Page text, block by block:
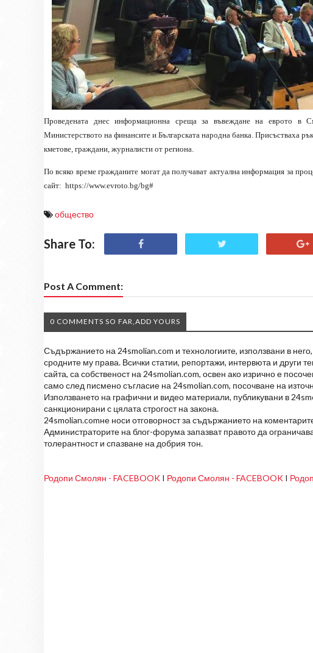
Проведената днес информационна среща за въвеждане на еврото в
Министерството на финансите и Българската народна банка. Присъстваха
кметове, граждани, журналисти от региона.
По всяко време гражданите могат да получават актуална информация за
сайт: https://www.evroto.bg/bg#
общество
Share To:
Post A Comment:
0 COMMENTS SO FAR,ADD YOURS
Съдържанието на 24smolian.com и технологиите, използвани в
сродните му права. Всички статии, репортажи, интервюта и други
сайта, са собственост на 24smolian.com, освен ако изрично е
само след писмено съгласие на 24smolian.com, посочване на
Използването на графични и видео материали, публикувани в
санкционирани с цялата строгост на закона.
24smolian.comне носи отговорност за съдържанието на
Администраторите на блог-форума запазват правото да
толерантност и спазване на добрия тон.
Родопи Смолян - FACEBOOK I Родопи Смолян - FACEBOOK I